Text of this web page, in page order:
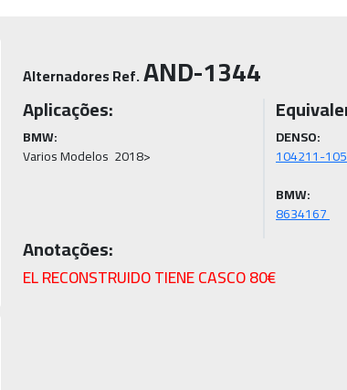
Alternadores Ref.AND-1344
Aplicações:
BMW:
Varios Modelos  2018>
DENSO:
BMW:
8634167
Anotações:
EL RECONSTRUIDO TIENE CASCO 80€